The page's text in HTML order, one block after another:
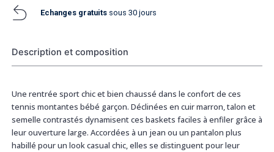
Echanges gratuits sous 30 jours
Description et composition
Une rentrée sport chic et bien chaussé dans le confort de ces
tennis montantes bébé garçon. Déclinées en cuir marron, talon et
semelle contrastés dynamisent ces baskets faciles à enfiler grâce à
leur ouverture large. Accordées à un jean ou un pantalon plus
habillé pour un look casual chic, elles se distinguent pour leur